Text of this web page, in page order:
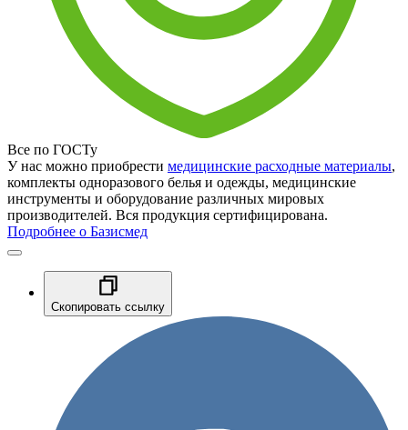
Все по ГОСТу
У нас можно приобрести медицинские расходные материалы,
комплекты одноразового белья и одежды, медицинские
инструменты и оборудование различных мировых
производителей. Вся продукция сертифицирована.
Подробнее о Базисмед
Скопировать ссылку